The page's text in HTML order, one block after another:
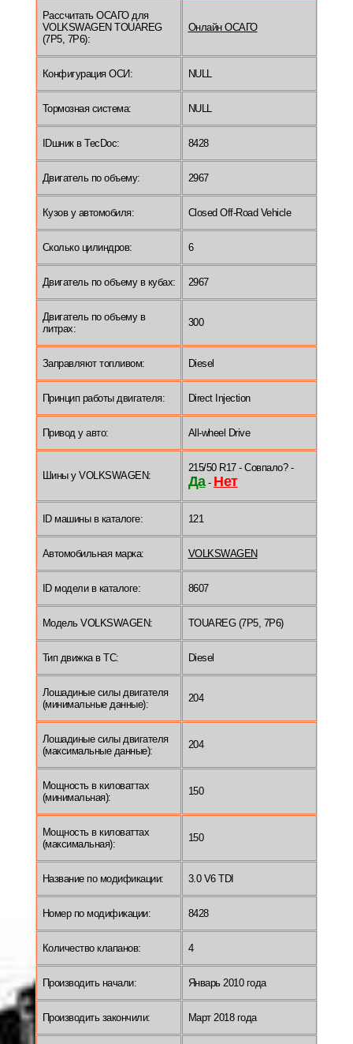
Рассчитать ОСАГО для
VOLKSWAGEN TOUAREG
(7P5, 7P6):
Онлайн ОСАГО
Конфигурация ОСИ: NULL
Тормозная система: NULL
IDшник в TecDoc: 8428
Двигатель по объему: 2967
Кузов у автомобиля: Closed Off-Road Vehicle
Сколько цилиндров: 6
Двигатель по объему в кубах: 2967
Двигатель по объему в
литрах:
300
Заправляют топливом: Diesel
Принцип работы двигателя: Direct Injection
Привод у авто: All-wheel Drive
Шины у VOLKSWAGEN:
215/50 R17 - Совпало? -
Да- Нет
ID машины в каталоге: 121
Автомобильная марка: VOLKSWAGEN
ID модели в каталоге: 8607
Модель VOLKSWAGEN: TOUAREG (7P5, 7P6)
Тип движка в ТС: Diesel
Лошадиные силы двигателя
(минимальные данные):
204
Лошадиные силы двигателя
(максимальные данные):
204
Мощность в киловаттах
(минимальная):
150
Мощность в киловаттах
(максимальная):
150
Название по модификации: 3.0 V6 TDI
Номер по модификации: 8428
Количество клапанов: 4
Производить начали: Январь 2010 года
Производить закончили: Март 2018 года